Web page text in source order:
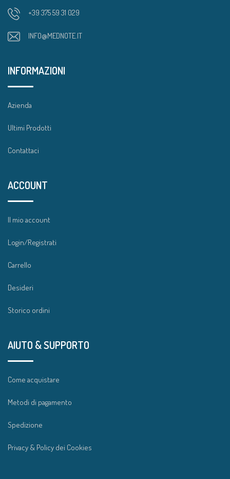
+39 375 59 31 029
INFO@MEDNOTE.IT
INFORMAZIONI
Azienda
Ultimi Prodotti
Contattaci
ACCOUNT
Il mio account
Login/Registrati
Carrello
Desideri
Storico ordini
AIUTO & SUPPORTO
Come acquistare
Metodi di pagamento
Spedizione
Privacy & Policy dei Cookies